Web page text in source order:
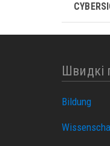
Швидкі
Bildung